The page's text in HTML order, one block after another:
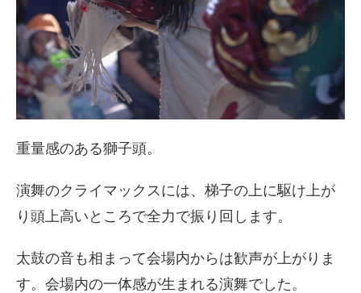
重量感のある獅子頭。
演舞のクライマックスには、梯子の上に駆け上が
り頭上高いところで全力で振り回します。
太鼓の音も相まって会場内からは歓声が上がりま
す。会場内の一体感が生まれる演舞でした。